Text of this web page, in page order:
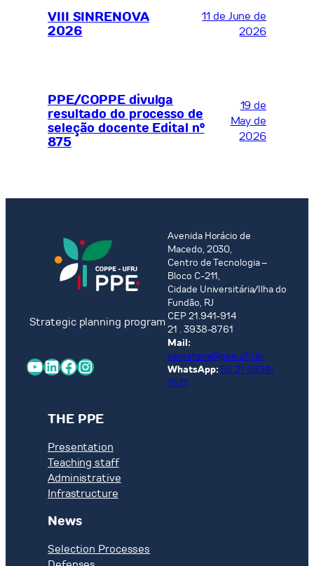
VIII SINRENOVA
2026
11 de June de
2026
PPE/COPPE divulga
resultado do processo de
seleção docente Edital nº
875
19 de
May de
2026
Strategic planning program
YouTube LinkedIn Facebook Instagram
Avenida Horácio de
Macedo, 2030,
Centro de Tecnologia –
Bloco C-211,
Cidade Universitária/Ilha do
Fundão, RJ
CEP 21.941-914
21 . 3938-8761
Mail:
secretaria@ppe.ufrj.br
WhatsApp: 55 21 3938-
1571
THE PPE
Presentation
Teaching staff
Administrative
Infrastructure
News
Selection Processes